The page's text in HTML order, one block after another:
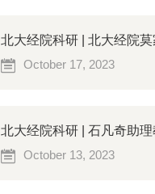
北大经院科研 | 北大经院
October 17, 2023
北大经院科研 | 石凡奇助
October 13, 2023